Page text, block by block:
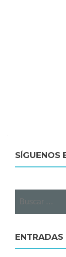
SÍGUENOS
ENTRADAS